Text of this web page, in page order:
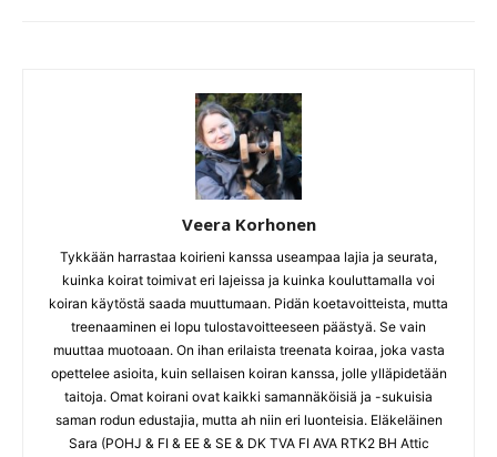
Veera Korhonen
Tykkään harrastaa koirieni kanssa useampaa lajia ja seurata,
kuinka koirat toimivat eri lajeissa ja kuinka kouluttamalla voi
koiran käytöstä saada muuttumaan. Pidän koetavoitteista, mutta
treenaaminen ei lopu tulostavoitteeseen päästyä. Se vain
muuttaa muotoaan. On ihan erilaista treenata koiraa, joka vasta
opettelee asioita, kuin sellaisen koiran kanssa, jolle ylläpidetään
taitoja. Omat koirani ovat kaikki samannäköisiä ja -sukuisia
saman rodun edustajia, mutta ah niin eri luonteisia. Eläkeläinen
Sara (POHJ & FI & EE & SE & DK TVA FI AVA RTK2 BH Attic